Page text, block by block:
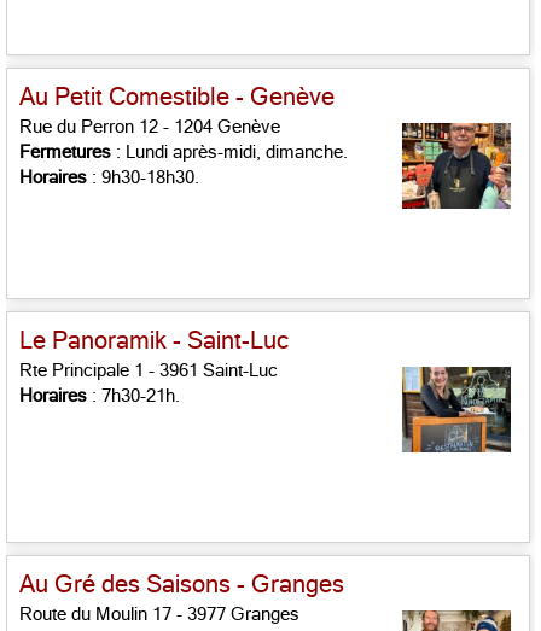
Au Petit Comestible - Genève
Rue du Perron 12 - 1204 Genève
Fermetures : Lundi après-midi, dimanche.
Horaires : 9h30-18h30.
Le Panoramik - Saint-Luc
Rte Principale 1 - 3961 Saint-Luc
Horaires : 7h30-21h.
Au Gré des Saisons - Granges
Route du Moulin 17 - 3977 Granges